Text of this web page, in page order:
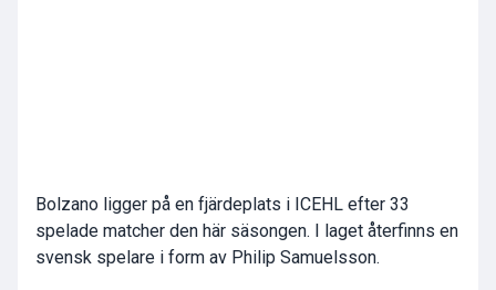
Bolzano ligger på en fjärdeplats i ICEHL efter 33
spelade matcher den här säsongen. I laget återfinns en
svensk spelare i form av Philip Samuelsson.